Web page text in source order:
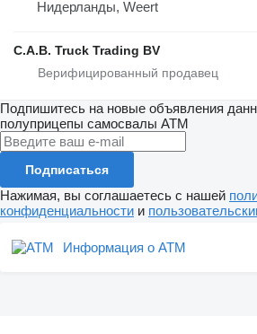
Нидерланды, Weert
C.A.B. Truck Trading BV
Подпишитесь на новые объявления
полуприцепы самосвалы ATM
Подписаться
Нажимая, вы соглашаетесь с нашей
конфиденциальности и
Информация о ATM